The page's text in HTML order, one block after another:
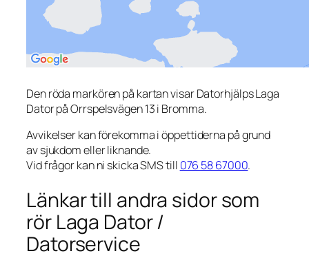
Den röda markören på kartan visar Datorhjälps Laga
Dator på Orrspelsvägen 13 i Bromma.
Avvikelser kan förekomma i öppettiderna på grund
av sjukdom eller liknande.
Vid frågor kan ni skicka SMS till 076 58 67000.
Länkar till andra sidor som
rör Laga Dator /
Datorservice